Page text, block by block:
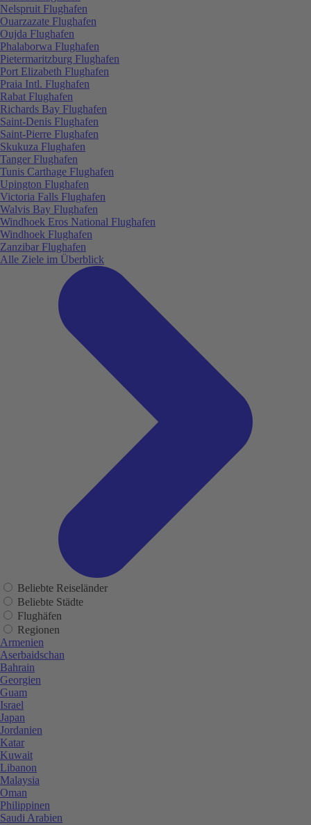
Nelspruit Flughafen
Ouarzazate Flughafen
Oujda Flughafen
Phalaborwa Flughafen
Pietermaritzburg Flughafen
Port Elizabeth Flughafen
Praia Intl. Flughafen
Rabat Flughafen
Richards Bay Flughafen
Saint-Denis Flughafen
Saint-Pierre Flughafen
Skukuza Flughafen
Tanger Flughafen
Tunis Carthage Flughafen
Upington Flughafen
Victoria Falls Flughafen
Walvis Bay Flughafen
Windhoek Eros National Flughafen
Windhoek Flughafen
Zanzibar Flughafen
Alle Ziele im Überblick
Beliebte Reiseländer
Beliebte Städte
Flughäfen
Regionen
Armenien
Aserbaidschan
Bahrain
Georgien
Guam
Israel
Japan
Jordanien
Katar
Kuwait
Libanon
Malaysia
Oman
Philippinen
Saudi Arabien